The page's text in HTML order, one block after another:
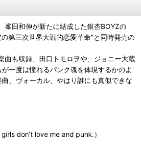
峯田和伸が新たに結成した銀杏BOYZの
第三次世界大戦的恋愛革命"と同時発売の
曲も収録、田口トモロヲや、ジョニー大蔵
一度は憧れるパンク魂を体現するかのよ
、ヴォーカル、やはり誰にも真似できな
don’t love me and punk.）